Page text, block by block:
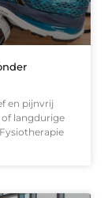
en pijnvrij
of langdurige